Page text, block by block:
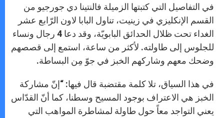
في التفاصيل التي كتبتها الزميلة فالنتينا دي جورجيو من
القسم الإنكليزي في زينيت، تناول البابا لاون الرّابع عشر
الغداء تحت ظلال الحدائق البابويّة، وقد دعا 4 رجال ونساء
للجلوس إلى طاولته. لأكثر من ساعة، استمع إلى قصصهم
وضحك معهم وشاركهم الخبز في جوّ مِن البساطة.
في هذا السياق، تلا كلمة مقتضبة قال فيها: “إنّ مشاركة
الخبز هي الاعتراف بوجود المسيح وسطنا، كما أنّ القدّاس
يعني التواجد معاً حول طاولة لمشاطرة المواهب التي